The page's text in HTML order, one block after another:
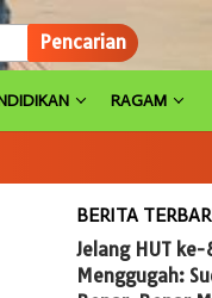
Pencarian
RAGAM
BERITA
Jelang HUT
Menggugah: